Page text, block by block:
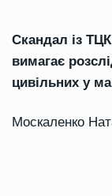
Скандал із
вимагає
цивільних у
Москаленко